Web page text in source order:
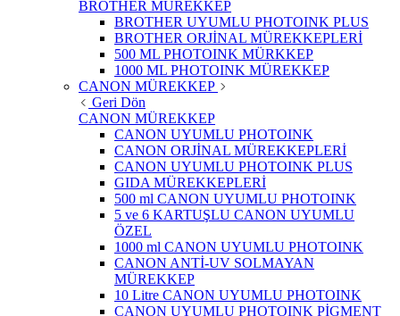
BROTHER MÜREKKEP
BROTHER UYUMLU PHOTOINK PLUS
BROTHER ORJİNAL MÜREKKEPLERİ
500 ML PHOTOINK MÜRKKEP
1000 ML PHOTOINK MÜREKKEP
CANON MÜREKKEP
Geri Dön
CANON MÜREKKEP
CANON UYUMLU PHOTOINK
CANON ORJİNAL MÜREKKEPLERİ
CANON UYUMLU PHOTOINK PLUS
GIDA MÜREKKEPLERİ
500 ml CANON UYUMLU PHOTOINK
5 ve 6 KARTUŞLU CANON UYUMLU
ÖZEL
1000 ml CANON UYUMLU PHOTOINK
CANON ANTİ-UV SOLMAYAN
MÜREKKEP
10 Litre CANON UYUMLU PHOTOINK
CANON UYUMLU PHOTOINK PİGMENT